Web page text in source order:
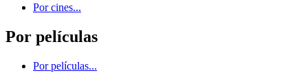
Por cines...
Por películas
Por películas...